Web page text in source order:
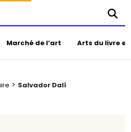
Marché de l’art Arts du livre
> Salvador Dalí